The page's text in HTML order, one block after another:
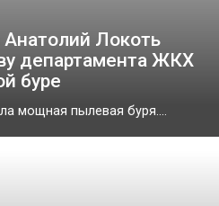
Локоть
департамента ЖКХ
буре
мощная пылевая буря....